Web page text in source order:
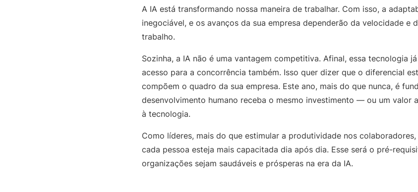
A IA está transformando nossa maneira de trabalhar. Com isso, a
inegociável, e os avanços da sua empresa dependerão da velocidade e
trabalho.
Sozinha, a IA não é uma vantagem competitiva. Afinal, essa tecnologia
acesso para a concorrência também. Isso quer dizer que o diferencial
compõem o quadro da sua empresa. Este ano, mais do que nunca, é
desenvolvimento humano receba o mesmo investimento ― ou um valor
à tecnologia.
Como líderes, mais do que estimular a produtividade nos
cada pessoa esteja mais capacitada dia após dia. Esse será o pré-
organizações sejam saudáveis e prósperas na era da IA.